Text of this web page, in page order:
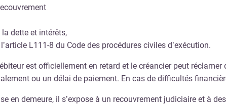
dette et intérêts,
L111-8 du Code des procédures civiles d’exécution.
est officiellement en retard et le créancier peut
ou un délai de paiement. En cas de difficultés
en demeure, il s’expose à un recouvrement judiciaire et à